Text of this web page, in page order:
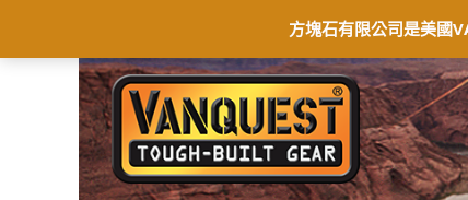
方塊石有限公司是美國
商店 聯絡我們